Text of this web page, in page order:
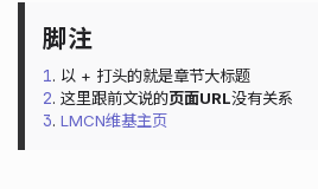
1. 以 + 打头的就是章节大标题
2. 这里跟前文说的页面URL没有关系
3. LMCN维基主页